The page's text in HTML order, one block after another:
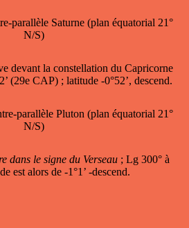
parallèle Saturne (plan équatorial 21°
N/S)
devant la constellation du Capricorne
(29e CAP) ; latitude -0°52’, descend.
parallèle Pluton (plan équatorial 21°
N/S)
dans le signe du Verseau ; Lg 300° à
est alors de -1°1’ -descend.